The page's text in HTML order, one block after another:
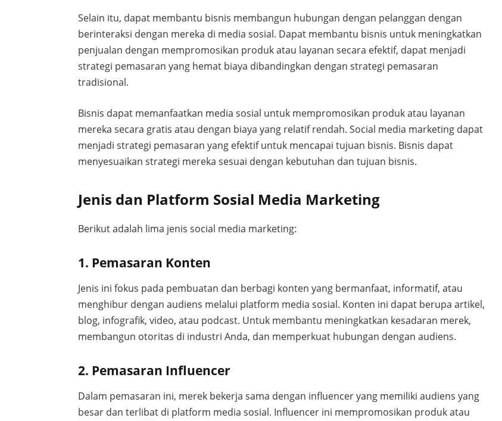
Selain itu, dapat membantu bisnis membangun hubungan dengan pelanggan dengan
berinteraksi dengan mereka di media sosial. Dapat membantu bisnis untuk meningkatkan
penjualan dengan mempromosikan produk atau layanan secara efektif, dapat menjadi
strategi pemasaran yang hemat biaya dibandingkan dengan strategi pemasaran
tradisional.
Bisnis dapat memanfaatkan media sosial untuk mempromosikan produk atau layanan
mereka secara gratis atau dengan biaya yang relatif rendah. Social media marketing dapat
menjadi strategi pemasaran yang efektif untuk mencapai tujuan bisnis. Bisnis dapat
menyesuaikan strategi mereka sesuai dengan kebutuhan dan tujuan bisnis.
Jenis dan Platform Sosial Media Marketing
Berikut adalah lima jenis social media marketing:
1. Pemasaran Konten
Jenis ini fokus pada pembuatan dan berbagi konten yang bermanfaat, informatif, atau
menghibur dengan audiens melalui platform media sosial. Konten ini dapat berupa artikel,
blog, infografik, video, atau podcast. Untuk membantu meningkatkan kesadaran merek,
membangun otoritas di industri Anda, dan memperkuat hubungan dengan audiens.
2. Pemasaran Influencer
Dalam pemasaran ini, merek bekerja sama dengan influencer yang memiliki audiens yang
besar dan terlibat di platform media sosial. Influencer ini mempromosikan produk atau